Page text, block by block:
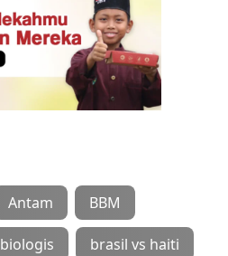
Antam BBM
biologis brasil vs haiti